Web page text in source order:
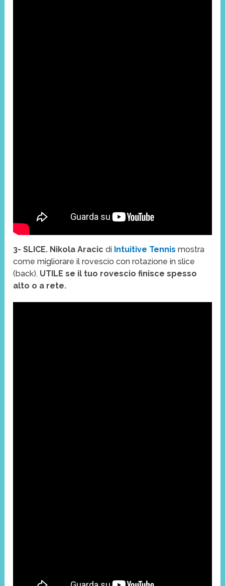
3- SLICE. Nikola Aracic di Intuitive Tennismostra
come migliorare il rovescio con rotazione in slice
(back). UTILE se il tuo rovescio finisce spesso
alto o a rete.